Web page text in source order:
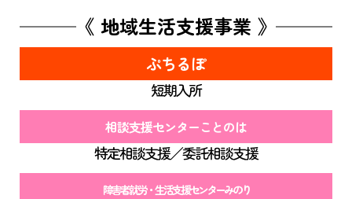
《 地域生活支援事業 》
ぷちるぽ
短期入所
相談支援センターことのは
特定相談支援／委託相談支援
障害者就労・生活支援センターみのり